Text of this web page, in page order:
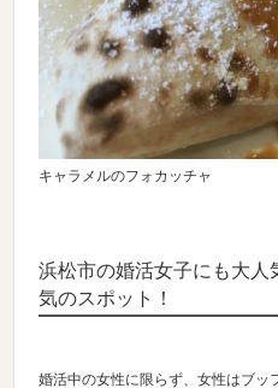
キャラメルのフォカッチャ
浜松市の婚活女子にも大人
気のスポット！
婚活中の女性に限らず、女性はブッ